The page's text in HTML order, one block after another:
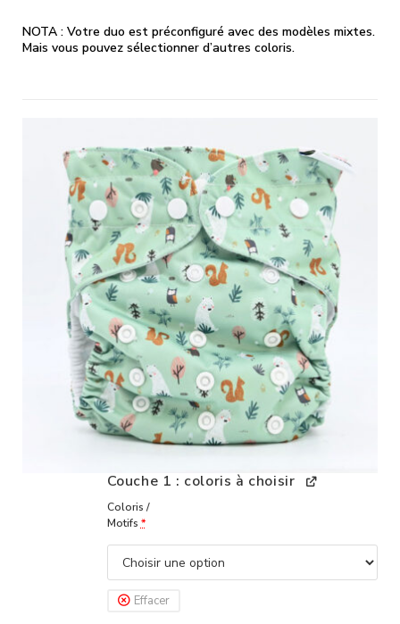
NOTA : Votre duo est préconfiguré avec des modèles mixtes.
Mais vous pouvez sélectionner d’autres coloris.
Couche 1 : coloris à choisir
Coloris /
Motifs *
Effacer